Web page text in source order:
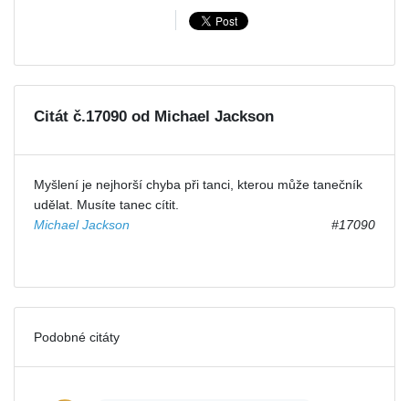
Citát č.17090 od Michael Jackson
Myšlení je nejhorší chyba při tanci, kterou může tanečník
udělat. Musíte tanec cítit.
Michael Jackson
#17090
Podobné citáty